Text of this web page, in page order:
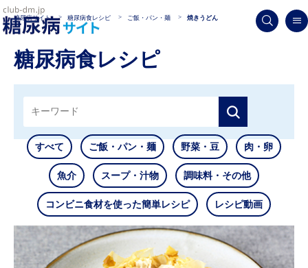
糖尿病サイト 糖尿病食レシピ ご飯・パン・麺 焼きうどん
糖尿病食レシピ
すべて ご飯・パン・麺 野菜・豆 肉・卵
魚介 スープ・汁物 調味料・その他
コンビニ食材を使った簡単レシピ レシピ動画